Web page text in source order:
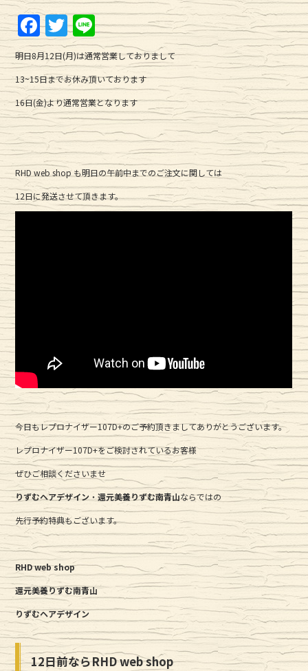
F
a
c
e
b
o
o
k
T
w
it
te
r
Li
n
e
明日8月12日(月)は通常営業しておりまして
13~15日までお休み頂いております
16日(金)より通常営業となります
RHD web shop も明日の午前中までのご注文に関しては
12日に発送させて頂きます。
今日もレプロナイザー107D+のご予約頂きましてありがとうございます。
レプロナイザー107D+をご検討されているお客様
ぜひご相談くださいませ
りずむヘアデザイン ・還元美養りずむ南青山ならではの
先行予約特典もございます。
RHD web shop
還元美養りずむ南青山
りずむヘアデザイン
12日前ならRHD web shop